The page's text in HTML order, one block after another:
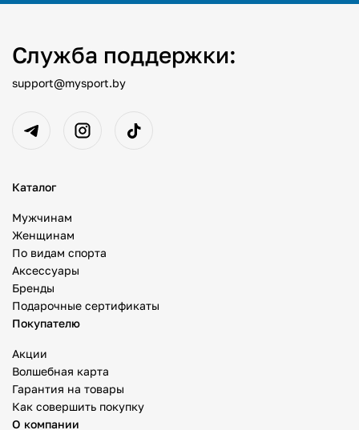
Служба поддержки:
support@mysport.by
Каталог
Мужчинам
Женщинам
По видам спорта
Аксессуары
Бренды
Подарочные сертификаты
Покупателю
Акции
Волшебная карта
Гарантия на товары
Как совершить покупку
О компании